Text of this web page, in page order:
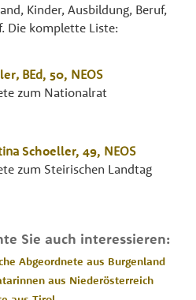
Kinder, Ausbildung, Beruf,
Die komplette Liste:
, BEd, 50, NEOS
zum Nationalrat
Schoeller, 49, NEOS
zum Steirischen Landtag
Sie auch interessieren:
Abgeordnete aus Burgenland
aus Niederösterreich